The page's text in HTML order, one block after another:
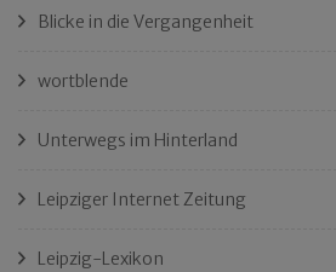
Blicke in die Vergangenheit
wortblende
Unterwegs im Hinterland
Leipziger Internet Zeitung
Leipzig-Lexikon